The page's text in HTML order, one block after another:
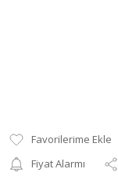
Fiyat Alarmı